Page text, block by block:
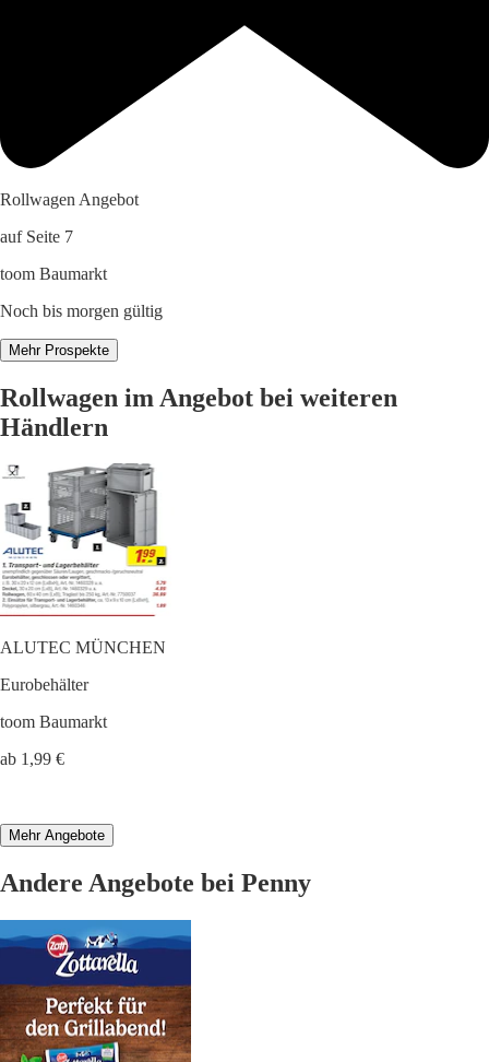
Rollwagen Angebot
auf Seite 7
toom Baumarkt
Noch bis morgen gültig
Mehr Prospekte
Rollwagen im Angebot bei weiteren
Händlern
ALUTEC MÜNCHEN
Eurobehälter
toom Baumarkt
ab 1,99 €
Mehr Angebote
Andere Angebote bei Penny